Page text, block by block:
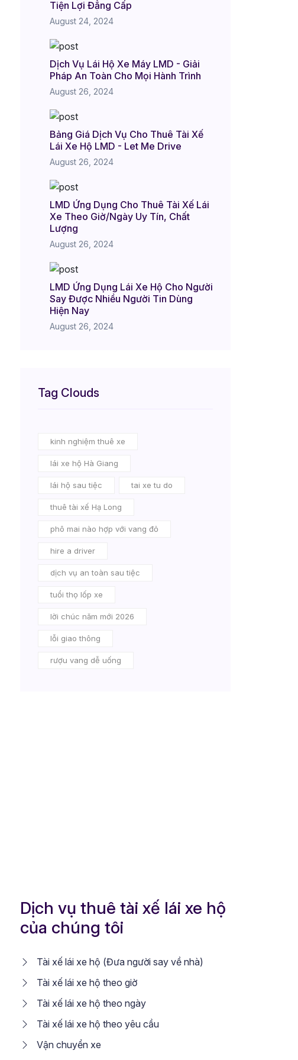
Tiện Lợi Đẳng Cấp
August 24, 2024
Dịch Vụ Lái Hộ Xe Máy LMD - Giải
Pháp An Toàn Cho Mọi Hành Trình
August 26, 2024
Bảng Giá Dịch Vụ Cho Thuê Tài Xế
Lái Xe Hộ LMD - Let Me Drive
August 26, 2024
LMD Ứng Dụng Cho Thuê Tài Xế Lái
Xe Theo Giờ/Ngày Uy Tín, Chất
Lượng
August 26, 2024
LMD Ứng Dụng Lái Xe Hộ Cho Người
Say Được Nhiều Người Tin Dùng
Hiện Nay
August 26, 2024
Tag Clouds
kinh nghiệm thuê xe
lái xe hộ Hà Giang
lái hộ sau tiệc tai xe tu do
thuê tài xế Hạ Long
phô mai nào hợp với vang đỏ
hire a driver
dịch vụ an toàn sau tiệc
tuổi thọ lốp xe
lời chúc năm mới 2026
lỗi giao thông
rượu vang dễ uống
Dịch vụ thuê tài xế lái xe hộ
của chúng tôi
Tài xế lái xe hộ (Đưa người say về nhà)
Tài xế lái xe hộ theo giờ
Tài xế lái xe hộ theo ngày
Tài xế lái xe hộ theo yêu cầu
Vận chuyển xe